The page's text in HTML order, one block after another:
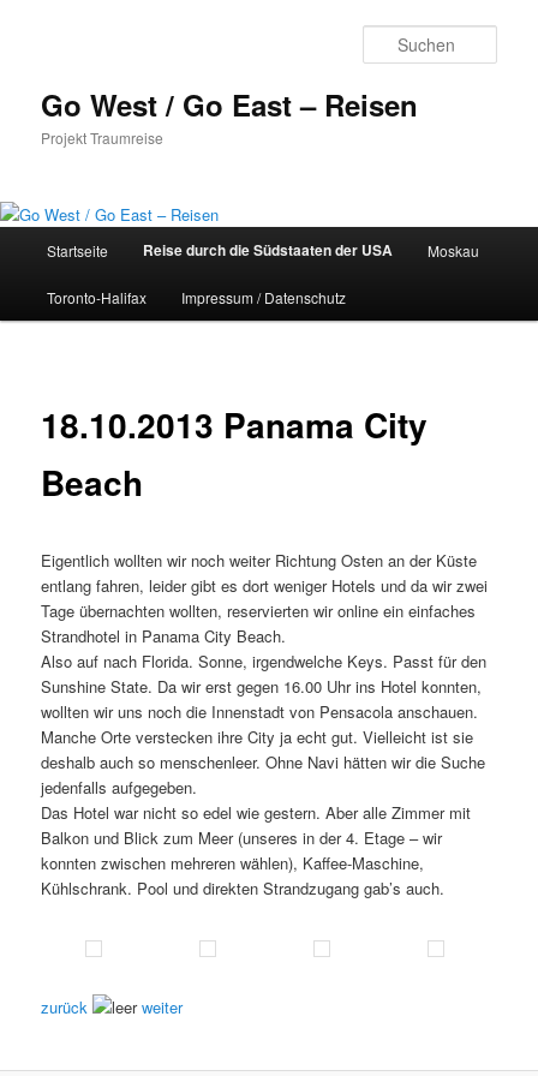
Go West / Go East – Reisen
Projekt Traumreise
Startseite Reise durch die Südstaaten der USA Moskau
Toronto-Halifax Impressum / Datenschutz
18.10.2013 Panama City
Beach
Eigentlich wollten wir noch weiter Richtung Osten an der Küste
entlang fahren, leider gibt es dort weniger Hotels und da wir zwei
Tage übernachten wollten, reservierten wir online ein einfaches
Strandhotel in Panama City Beach.
Also auf nach Florida. Sonne, irgendwelche Keys. Passt für den
Sunshine State. Da wir erst gegen 16.00 Uhr ins Hotel konnten,
wollten wir uns noch die Innenstadt von Pensacola anschauen.
Manche Orte verstecken ihre City ja echt gut. Vielleicht ist sie
deshalb auch so menschenleer. Ohne Navi hätten wir die Suche
jedenfalls aufgegeben.
Das Hotel war nicht so edel wie gestern. Aber alle Zimmer mit
Balkon und Blick zum Meer (unseres in der 4. Etage – wir
konnten zwischen mehreren wählen), Kaffee-Maschine,
Kühlschrank. Pool und direkten Strandzugang gab’s auch.
zurück weiter